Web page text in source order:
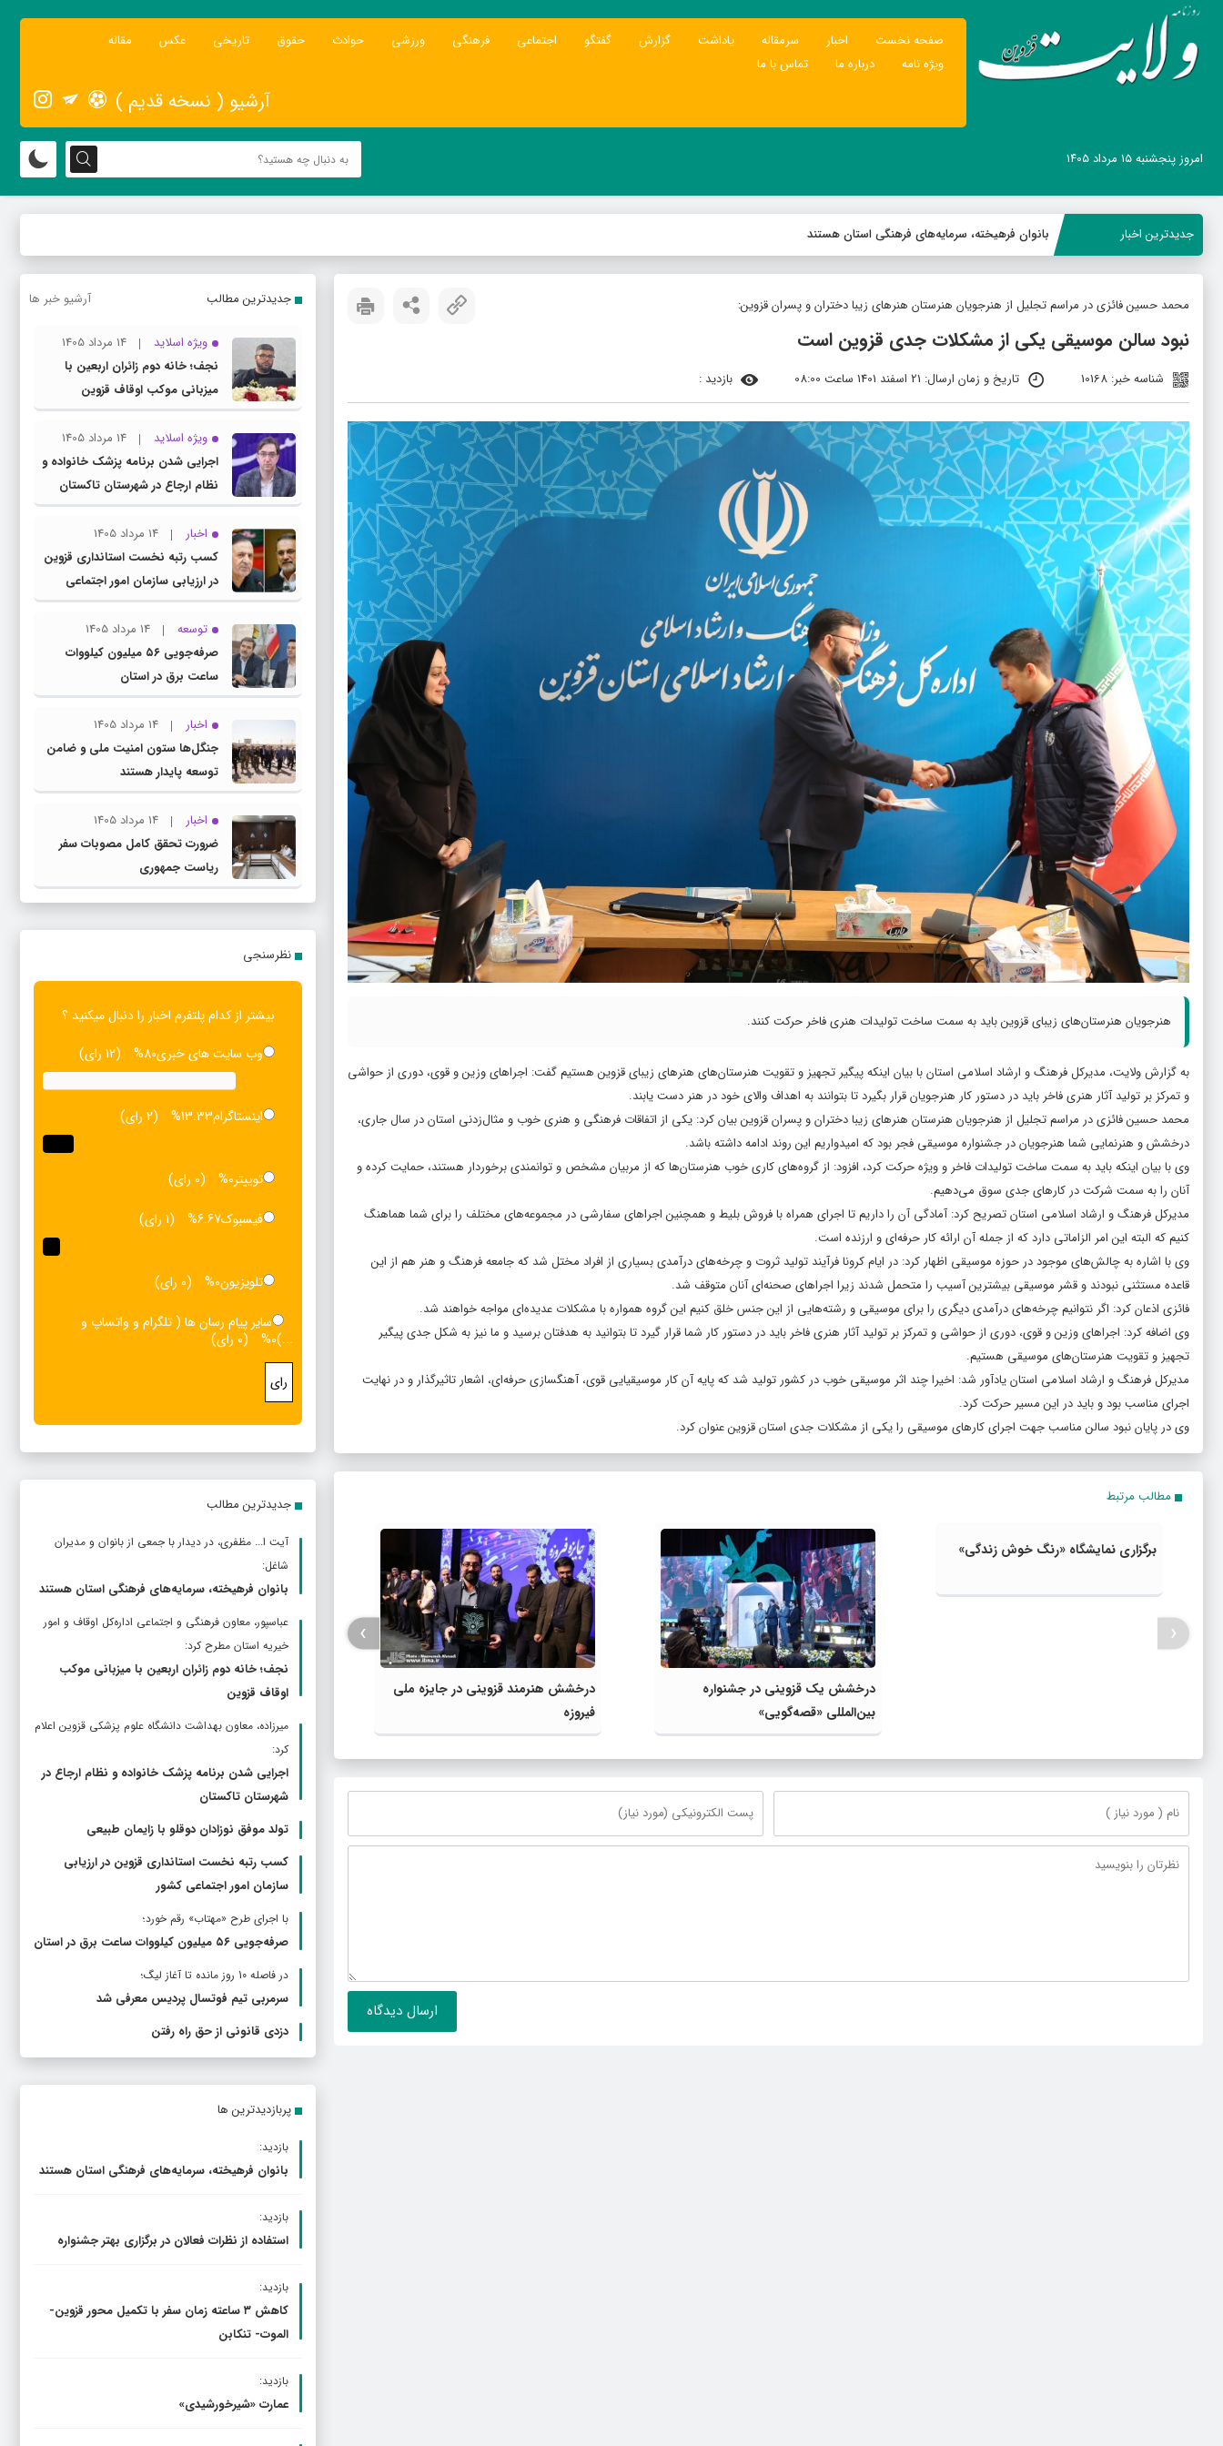
صفحه نخست اخبار سرمقاله یاداشت گزارش گفتگو اجتماعی فرهنگی ورزشی حوادث حقوق تاریخی عکس
مقاله
ویژه نامه
درباره ما تماس با ما
آرشیو ( نسخه قدیم )
امروز پنجشنبه ۱۵ مرداد ۱۴۰۵
جدیدترین اخبار بانوان فرهیخته، سرمایه‌های فرهنگی استان هستند
محمد حسین فائزی در مراسم تجلیل از هنرجویان هنرستان هنرهای زیبا دختران و پسران قزوین:
نبود سالن موسیقی یکی از مشکلات جدی قزوین است
شناسه خبر: 10168 تاریخ و زمان ارسال: 21 اسفند 1401 ساعت 08:00 بازدید :
هنرجویان هنرستان‌های زیبای قزوین باید به سمت ساخت تولیدات هنری فاخر حرکت کنند.
به گزارش ولایت، مدیرکل فرهنگ و ارشاد اسلامی استان با بیان اینکه پیگیر تجهیز و تقویت هنرستان‌‌های هنرهای زیبای قزوین هستیم گفت: اجراهای وزین و قوی، دوری از حواشی
و تمرکز بر تولید آثار هنری فاخر باید در دستور کار هنرجویان قرار بگیرد تا بتوانند به اهداف والای خود در هنر دست یابند.
محمد حسین فائزی در مراسم تجلیل از هنرجویان هنرستان هنرهای زیبا دختران و پسران قزوین بیان کرد: یکی از اتفاقات فرهنگی و هنری خوب و مثال‌زدنی استان در سال جاری،
درخشش و هنرنمایی شما هنرجویان در جشنواره موسیقی فجر بود که امیدواریم این روند ادامه داشته باشد.
وی با بیان اینکه باید به سمت ساخت تولیدات فاخر و ویژه حرکت کرد، افزود: از گروه‌های کاری خوب هنرستان‌ها که از مربیان مشخص و توانمندی برخوردار هستند، حمایت کرده و
آنان را به سمت شرکت در کارهای جدی سوق می‌دهیم.
مدیرکل فرهنگ و ارشاد اسلامی استان تصریح کرد: آمادگی آن را داریم تا اجرای همراه با فروش بلیط و همچنین اجراهای سفارشی در مجموعه‌های مختلف را برای شما هماهنگ
کنیم که البته این امر الزاماتی دارد که از جمله آن ارائه کار حرفه‌ای و ارزنده است.
وی با اشاره به چالش‌های موجود در حوزه موسیقی اظهار کرد: در ایام کرونا فرآیند تولید ثروت و چرخه‌های درآمدی بسیاری از افراد مختل شد که جامعه فرهنگ و هنر هم از این
قاعده مستثنی نبودند و قشر موسیقی بیشترین آسیب را متحمل شدند زیرا اجراهای صحنه‌ای آنان متوقف شد.
فائزی اذعان کرد: اگر نتوانیم چرخه‌های درآمدی دیگری را برای موسیقی و رشته‌هایی از این جنس خلق کنیم این گروه همواره با مشکلات عدیده‌ای مواجه خواهند شد.
وی اضافه کرد: اجراهای وزین و قوی، دوری از حواشی و تمرکز بر تولید آثار هنری فاخر باید در دستور کار شما قرار گیرد تا بتوانید به هدفتان برسید و ما نیز به شکل جدی پیگیر
تجهیز و تقویت هنرستان‌های موسیقی هستیم.
مدیرکل فرهنگ و ارشاد اسلامی استان یادآور شد: اخیرا چند اثر موسیقی خوب در کشور تولید شد که پایه آن کار موسیقیایی قوی، آهنگسازی حرفه‌ای، اشعار تاثیرگذار و در نهایت
اجرای مناسب بود و باید در این مسیر حرکت کرد.
وی در پایان نبود سالن مناسب جهت اجرای کارهای موسیقی را یکی از مشکلات جدی استان قزوین عنوان کرد.
مطالب مرتبط
برگزاری نمایشگاه «رنگ خوش زندگی»
درخشش یک قزوینی در جشنواره
بین‌المللی «قصه‌گویی»
درخشش هنرمند قزوینی در جایزه ملی
فیروزه
بررسی وضعیت تابلوهای شهدا در سطح
شهر
‹
›
جدیدترین مطالب آرشیو خبر ها
ویژه اسلاید
14 مرداد 1405
نجف؛ خانه دوم زائران اربعین با
میزبانی موکب اوقاف قزوین
ویژه اسلاید
14 مرداد 1405
اجرایی شدن برنامه پزشک خانواده و
نظام ارجاع در شهرستان تاکستان
اخبار
14 مرداد 1405
کسب رتبه نخست استانداری قزوین
در ارزیابی سازمان امور اجتماعی
کشور
توسعه
14 مرداد 1405
صرفه‌جویی ۵۶ میلیون کیلووات‌
ساعت برق در استان
اخبار
14 مرداد 1405
جنگل‌ها ستون امنیت ملی و ضامن
توسعه پایدار هستند
اخبار
14 مرداد 1405
ضرورت تحقق کامل مصوبات سفر
ریاست‌ جمهوری
نظرسنجی
بیشتر از کدام پلتفرم اخبار را دنبال میکنید ؟
وب سایت های خبری80% (12 رای)
اینستاگرام13.33% (2 رای)
توییتر0%
(0 رای)
فیسبوک6.67% (1 رای)
تلویزیون0%
(0 رای)
سایر پیام رسان ها ( تلگرام و واتساپ و
...)
0% (0 رای)
رای
جدیدترین مطالب
آیت ا... مظفری، در دیدار با جمعی از بانوان و مدیران
شاغل:
بانوان فرهیخته، سرمایه‌های فرهنگی استان هستند
عباسپور، معاون فرهنگی و اجتماعی اداره‌کل اوقاف و امور
خیریه استان مطرح كرد:
نجف؛ خانه دوم زائران اربعین با میزبانی موکب
اوقاف قزوین
ميرزاده، معاون بهداشت دانشگاه علوم پزشکی قزوین اعلام
کرد:
اجرایی شدن برنامه پزشک خانواده و نظام ارجاع در
شهرستان تاکستان
تولد موفق نوزادان دوقلو با زایمان طبیعی
کسب رتبه نخست استانداری قزوین در ارزیابی
سازمان امور اجتماعی کشور
با اجرای طرح «مهتاب» رقم خورد؛
صرفه‌جویی ۵۶ میلیون کیلووات‌ ساعت برق در استان
در فاصله 10 روز مانده تا آغاز لیگ؛
سرمربی تیم فوتسال پردیس معرفی شد
دزدی قانونی از حق راه رفتن
پربازدیدترین ها
بازدید:
بانوان فرهیخته، سرمایه‌های فرهنگی استان هستند
بازدید:
استفاده از نظرات فعالان در برگزاری بهتر جشنواره
بازدید:
کاهش ۳ ساعته زمان سفر با تکمیل محور قزوین-
الموت- تنکابن
بازدید:
عمارت «شیرخورشیدی»